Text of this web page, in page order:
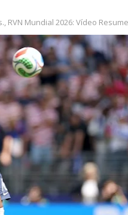
, RVN Mundial 2026: Vídeo